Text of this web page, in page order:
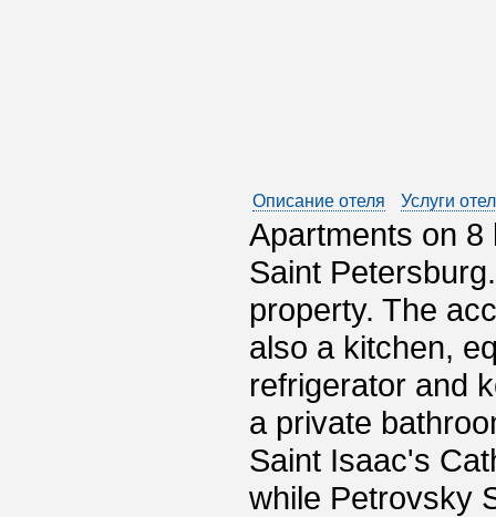
Описание отеля Услуги
Apartments on 8
Saint
property. The
also a kitchen,
refrigerator and
a private
Saint Isaac's
while Petrovsky